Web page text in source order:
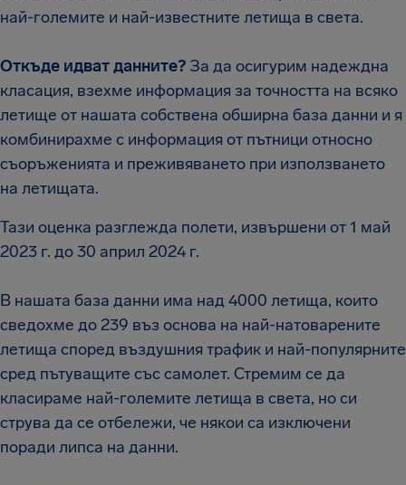
най-големите и най-известните летища в света.
Откъде идват данните? За да осигурим надеждна
класация, взехме информация за точността на всяко
летище от нашата собствена обширна база данни и я
комбинирахме с информация от пътници относно
съоръженията и преживяването при използването
на летищата.
Тази оценка разглежда полети, извършени от 1 май
2023 г. до 30 април 2024 г.
В нашата база данни има над 4000 летища, които
сведохме до 239 въз основа на най-натоварените
летища според въздушния трафик и най-популярните
сред пътуващите със самолет. Стремим се да
класираме най-големите летища в света, но си
струва да се отбележи, че някои са изключени
поради липса на данни.